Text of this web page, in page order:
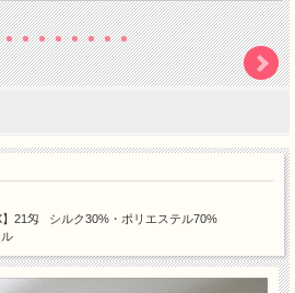
21匁 シルク30%・ポリエステル70%